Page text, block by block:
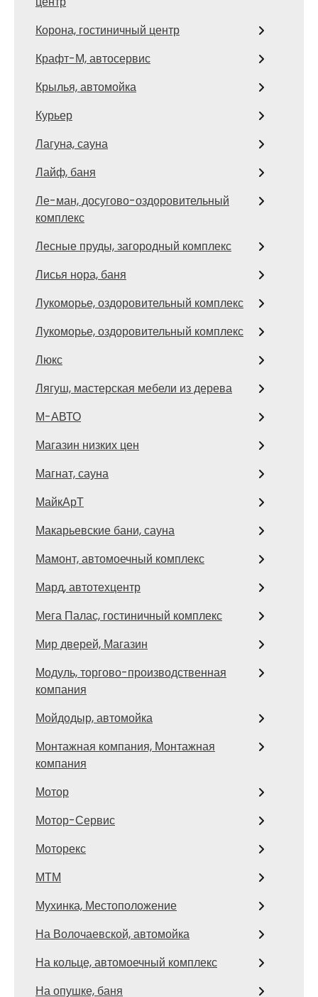
Корона, гостиничный центр
Крафт-М, автосервис
Крылья, автомойка
Курьер
Лагуна, сауна
Лайф, баня
Ле-ман, досугово-оздоровительный
комплекс
Лесные пруды, загородный комплекс
Лисья нора, баня
Лукоморье, оздоровительный комплекс
Лукоморье, оздоровительный комплекс
Люкс
Лягуш, мастерская мебели из дерева
М-АВТО
Магазин низких цен
Магнат, сауна
МайкАрТ
Макарьевские бани, сауна
Мамонт, автомоечный комплекс
Мард, автотехцентр
Мега Палас, гостиничный комплекс
Мир дверей, Магазин
Модуль, торгово-производственная
компания
Мойдодыр, автомойка
Монтажная компания, Монтажная
компания
Мотор
Мотор-Сервис
Моторекс
МТМ
Мухинка, Местоположение
На Волочаевской, автомойка
На кольце, автомоечный комплекс
На опушке, баня